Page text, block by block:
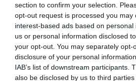
section to confirm your selection.
opt-out request is processed you may
interest-based ads based on
us or personal information disclosed
your opt-out. You may separately opt-
disclosure of your personal
IAB’s list of downstream participants.
also be disclosed by us to third
orientados a
economía del
tenemos que
Catalunya en una